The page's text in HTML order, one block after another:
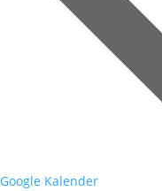
Google Kalender